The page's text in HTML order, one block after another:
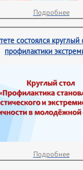
Подробнее
состоялся
профилактики
Подробнее